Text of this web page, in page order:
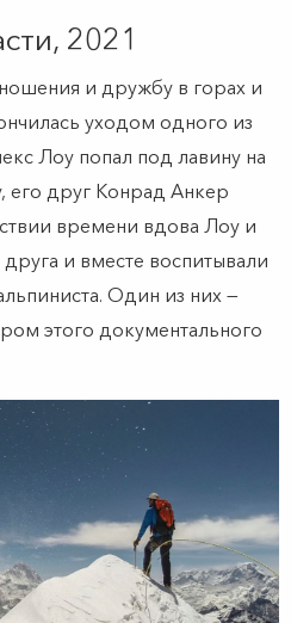
2021
и дружбу в горах и
уходом одного из
Лоу попал под лавину на
его друг Конрад Анкер
времени вдова Лоу и
и вместе воспитывали
Один из них —
этого документального